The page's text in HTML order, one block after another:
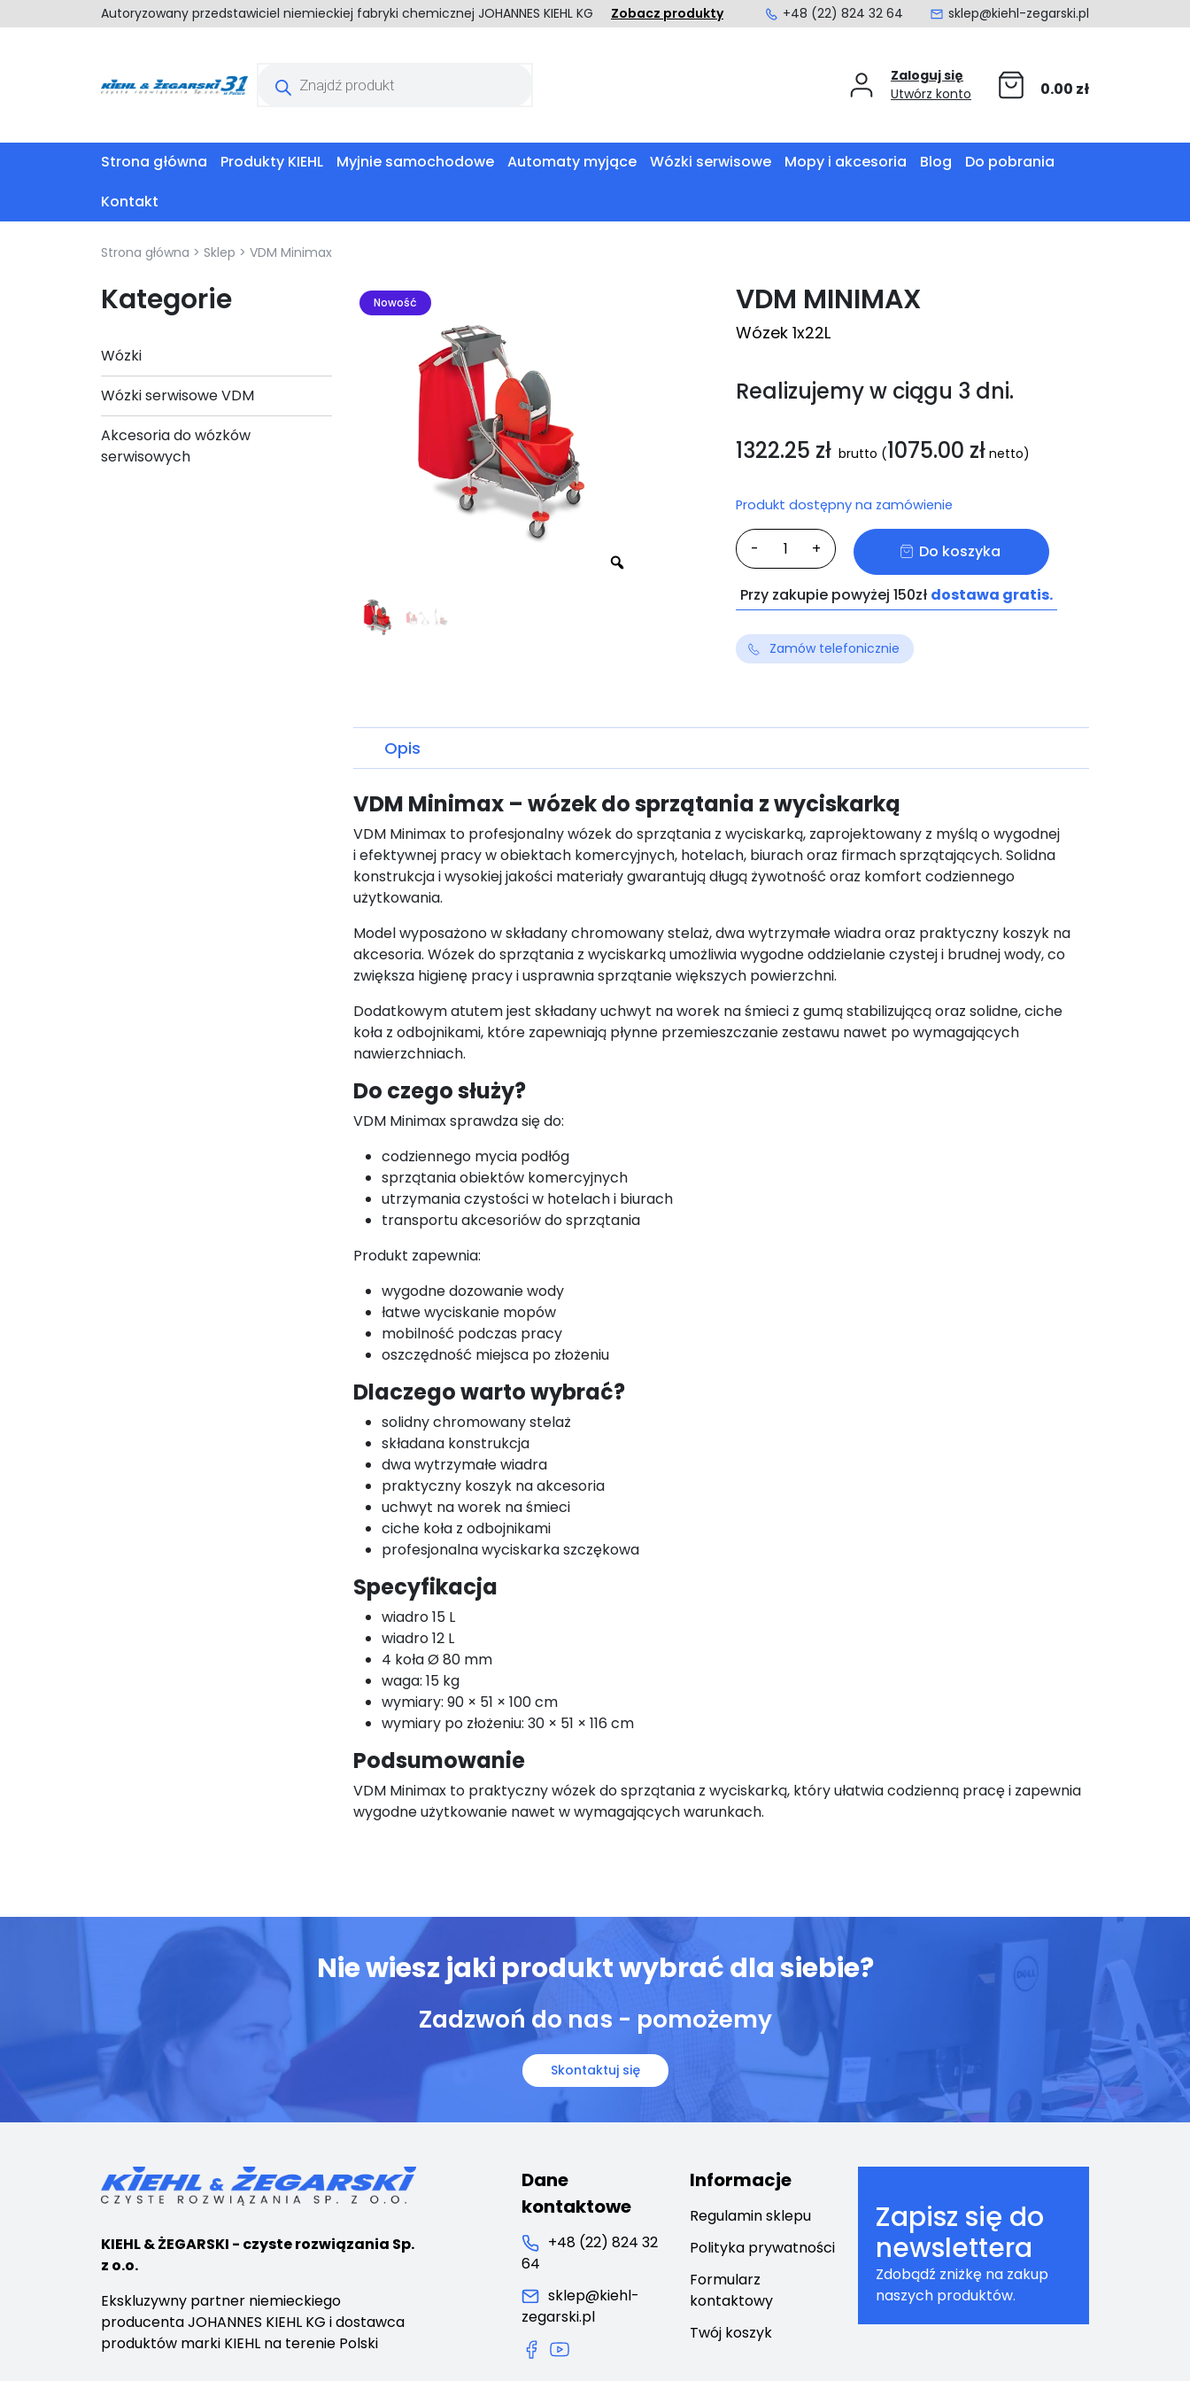
Autoryzowany przedstawiciel niemieckiej fabryki chemicznej JOHANNES KIEHL KG Zobacz produkty +48 (22) 824 32 64 sklep@kiehl-zegarski.pl
produktów
Zaloguj się
Utwórz konto
0.00 zł
Strona główna Produkty KIEHL Myjnie samochodowe Automaty myjące Wózki serwisowe Mopy i akcesoria Blog
Do pobrania
Kontakt
Strona główna > Sklep > VDM Minimax
Kategorie
Wózki
Wózki serwisowe VDM
Akcesoria do wózków
serwisowych
Nowość VDM MINIMAX
Wózek 1x22L
Realizujemy w ciągu 3 dni.
1322.25 zł brutto (1075.00 zł netto)
Produkt dostępny na zamówienie
-
ilość
VDM
Minimax
+ Do koszyka
Przy zakupie powyżej 150zł dostawa gratis.
Zamów telefonicznie
Opis
VDM Minimax – wózek do sprzątania z wyciskarką
VDM Minimax to profesjonalny wózek do sprzątania z wyciskarką, zaprojektowany z myślą o wygodnej
i efektywnej pracy w obiektach komercyjnych, hotelach, biurach oraz firmach sprzątających. Solidna
konstrukcja i wysokiej jakości materiały gwarantują długą żywotność oraz komfort codziennego
użytkowania.
Model wyposażono w składany chromowany stelaż, dwa wytrzymałe wiadra oraz praktyczny koszyk na
akcesoria. Wózek do sprzątania z wyciskarką umożliwia wygodne oddzielanie czystej i brudnej wody, co
zwiększa higienę pracy i usprawnia sprzątanie większych powierzchni.
Dodatkowym atutem jest składany uchwyt na worek na śmieci z gumą stabilizującą oraz solidne, ciche
koła z odbojnikami, które zapewniają płynne przemieszczanie zestawu nawet po wymagających
nawierzchniach.
Do czego służy?
VDM Minimax sprawdza się do:
codziennego mycia podłóg
sprzątania obiektów komercyjnych
utrzymania czystości w hotelach i biurach
transportu akcesoriów do sprzątania
Produkt zapewnia:
wygodne dozowanie wody
łatwe wyciskanie mopów
mobilność podczas pracy
oszczędność miejsca po złożeniu
Dlaczego warto wybrać?
solidny chromowany stelaż
składana konstrukcja
dwa wytrzymałe wiadra
praktyczny koszyk na akcesoria
uchwyt na worek na śmieci
ciche koła z odbojnikami
profesjonalna wyciskarka szczękowa
Specyfikacja
wiadro 15 L
wiadro 12 L
4 koła Ø 80 mm
waga: 15 kg
wymiary: 90 × 51 × 100 cm
wymiary po złożeniu: 30 × 51 × 116 cm
Podsumowanie
VDM Minimax to praktyczny wózek do sprzątania z wyciskarką, który ułatwia codzienną pracę i zapewnia
wygodne użytkowanie nawet w wymagających warunkach.
Nie wiesz jaki produkt wybrać dla siebie?
Zadzwoń do nas - pomożemy
Skontaktuj się
KIEHL & ŻEGARSKI - czyste rozwiązania Sp.
z o.o.
Ekskluzywny partner niemieckiego
producenta JOHANNES KIEHL KG i dostawca
produktów marki KIEHL na terenie Polski
Dane
kontaktowe
+48 (22) 824 32
64
sklep@kiehl-
zegarski.pl
Informacje
Regulamin sklepu
Polityka prywatności
Formularz
kontaktowy
Twój koszyk
Zapisz się do
newslettera
Zdobądź zniżkę na zakup
naszych produktów.